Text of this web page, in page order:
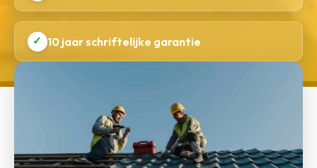
✓ 10 jaar schriftelijke garantie